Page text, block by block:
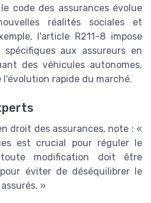
code des assurances évolue
réalités sociales et
l'article R211-8 impose
spécifiques aux assureurs en
des véhicules autonomes,
rapide du marché.
droit des assurances, note : «
est crucial pour réguler le
toute modification doit être
éviter de déséquilibrer le
»